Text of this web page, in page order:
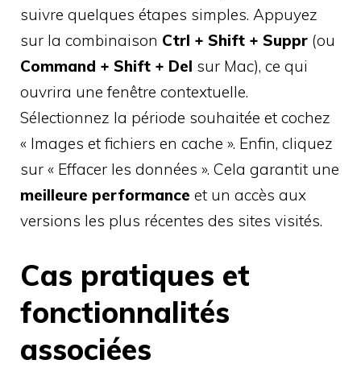
suivre quelques étapes simples. Appuyez
sur la combinaison Ctrl + Shift + Suppr (ou
Command + Shift + Del sur Mac), ce qui
ouvrira une fenêtre contextuelle.
Sélectionnez la période souhaitée et cochez
« Images et fichiers en cache ». Enfin, cliquez
sur « Effacer les données ». Cela garantit une
meilleure performance et un accès aux
versions les plus récentes des sites visités.
Cas pratiques et
fonctionnalités
associées